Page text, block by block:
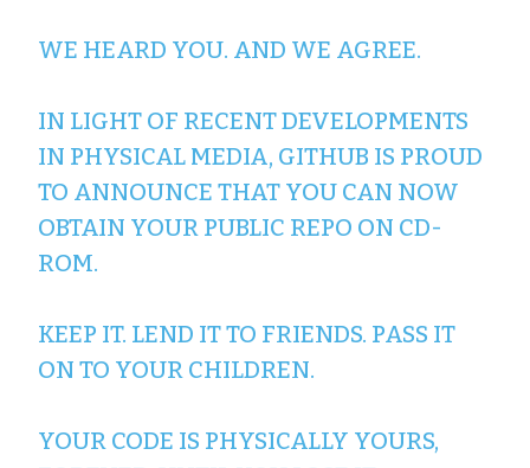
WE HEARD YOU. AND WE AGREE.
IN LIGHT OF RECENT DEVELOPMENTS
IN PHYSICAL MEDIA, GITHUB IS PROUD
TO ANNOUNCE THAT YOU CAN NOW
OBTAIN YOUR PUBLIC REPO ON CD-
ROM.
KEEP IT. LEND IT TO FRIENDS. PASS IT
ON TO YOUR CHILDREN.
YOUR CODE IS PHYSICALLY YOURS,